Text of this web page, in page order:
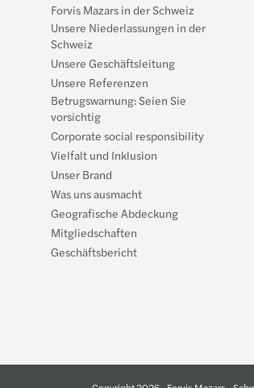
Forvis Mazars in der Schweiz
Unsere Niederlassungen in der
Schweiz
Unsere Geschäftsleitung
Unsere Referenzen
Betrugswarnung: Seien Sie
vorsichtig
Corporate social responsibility
Vielfalt und Inklusion
Unser Brand
Was uns ausmacht
Geografische Abdeckung
Mitgliedschaften
Geschäftsbericht